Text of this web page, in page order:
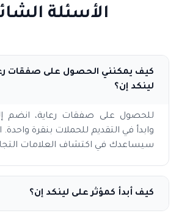
الأسئلة
كيف يمكنني الحصول على صفقات
لينكد إن؟
للحصول على صفقات رعاية، انضم
وابدأ في التقديم للحملات بنقرة
سيساعدك في اكتشاف العلامات
كيف أبدأ كمؤثر على لينكد إن؟